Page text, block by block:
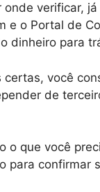
onde verificar,
e o Portal de
dinheiro para
certas, você
de
o que você
para confirmar